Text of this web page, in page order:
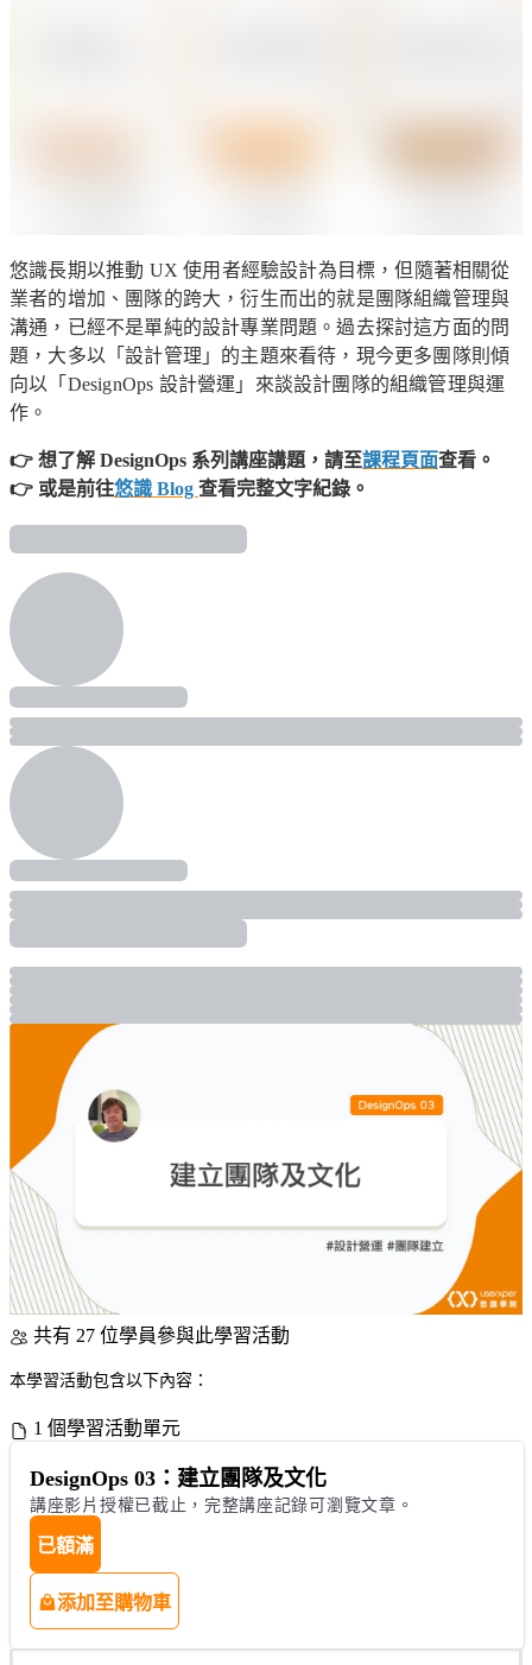
悠識長期以推動 UX 使用者經驗設計為目標，但隨著相關從
業者的增加、團隊的跨大，衍生而出的就是團隊組織管理與
溝通，已經不是單純的設計專業問題。過去探討這方面的問
題，大多以「設計管理」的主題來看待，現今更多團隊則傾
向以「DesignOps 設計營運」來談設計團隊的組織管理與運
作。
👉 想了解 DesignOps 系列講座講題，請至課程頁面查看。
👉 或是前往悠識 Blog 查看完整文字紀錄。
共有 27 位學員參與此學習活動
本學習活動包含以下內容：
1 個學習活動單元
DesignOps 03：建立團隊及文化
講座影片授權已截止，完整講座記錄可瀏覽文章。
已額滿
添加至購物車